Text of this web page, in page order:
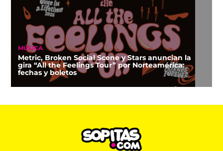
MÚSICA
Metric, Broken Social Scene y Stars anuncian la
gira “All the Feelings Tour” por Norteamérica:
fechas y boletos